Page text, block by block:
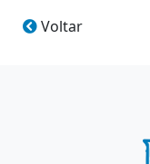
Voltar